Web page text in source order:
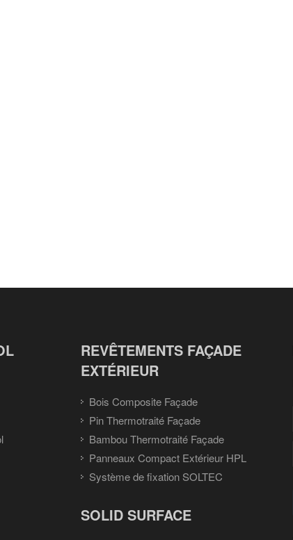
REVÊTEMENTS FAÇADE
EXTÉRIEUR
Bois Composite Façade
Pin Thermotraité Façade
Bambou Thermotraité Façade
Panneaux Compact Extérieur HPL
Système de fixation SOLTEC
SOLID SURFACE